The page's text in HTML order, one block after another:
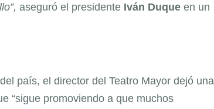
aseguró el presidente Iván Duque en un
país, el director del Teatro Mayor dejó una
“sigue promoviendo a que muchos